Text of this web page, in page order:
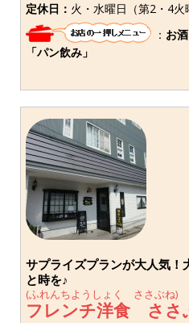
定休日： 火・水曜日（第2・4火
： お
「パン飲み」
サプライズプランが大人気！
と時を♪
(ふれんちようしょく ささぶね)
フレンチ洋食 ささ